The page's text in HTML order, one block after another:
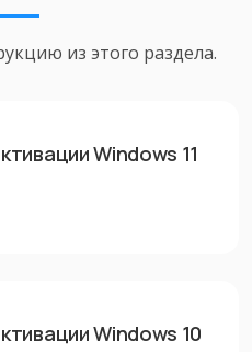
из этого раздела.
Windows 11
Windows 10